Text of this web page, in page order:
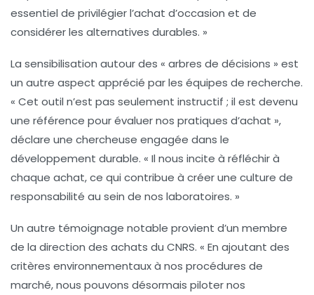
essentiel de privilégier l’achat d’occasion et de
considérer les alternatives durables. »
La sensibilisation autour des « arbres de décisions » est
un autre aspect apprécié par les équipes de recherche.
« Cet outil n’est pas seulement instructif ; il est devenu
une référence pour évaluer nos pratiques d’achat »,
déclare une chercheuse engagée dans le
développement durable. « Il nous incite à réfléchir à
chaque achat, ce qui contribue à créer une culture de
responsabilité au sein de nos laboratoires. »
Un autre témoignage notable provient d’un membre
de la direction des achats du CNRS. « En ajoutant des
critères environnementaux à nos procédures de
marché, nous pouvons désormais piloter nos